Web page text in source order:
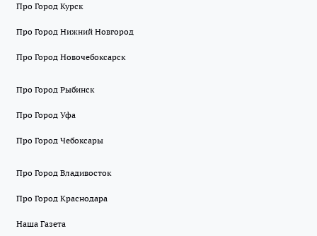
Про Город Курск
Про Город Нижний Новгород
Про Город Новочебоксарск
Про Город Рыбинск
Про Город Уфа
Про Город Чебоксары
Про Город Владивосток
Про Город Краснодара
Наша Газета